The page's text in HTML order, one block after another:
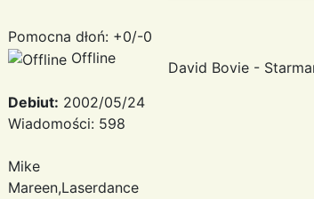
Pomocna dłoń: +0/-0
Offline
Debiut: 2002/05/24
Wiadomości: 598
Mike
Mareen,Laserdance
David Bovie -